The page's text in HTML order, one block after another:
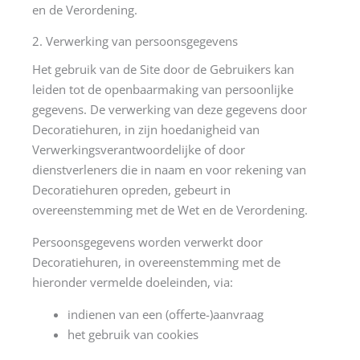
en de Verordening.
2. Verwerking van persoonsgegevens
Het gebruik van de Site door de Gebruikers kan
leiden tot de openbaarmaking van persoonlijke
gegevens. De verwerking van deze gegevens door
Decoratiehuren, in zijn hoedanigheid van
Verwerkingsverantwoordelijke of door
dienstverleners die in naam en voor rekening van
Decoratiehuren opreden, gebeurt in
overeenstemming met de Wet en de Verordening.
Persoonsgegevens worden verwerkt door
Decoratiehuren, in overeenstemming met de
hieronder vermelde doeleinden, via:
indienen van een (offerte-)aanvraag
het gebruik van cookies